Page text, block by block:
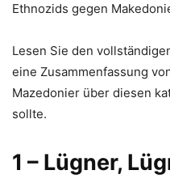
Ethnozids gegen
Lesen Sie den
eine Zusammenfassung
Mazedonier über diesen
sollte.
1 – Lügner,